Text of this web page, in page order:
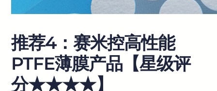
推荐4：赛米控高性能
PTFE薄膜产品【星级评
分★★★★】